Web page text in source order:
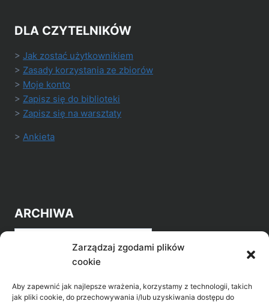
Zarządzaj zgodami plików
cookie
Aby zapewnić jak najlepsze wrażenia, korzystamy z technologii, takich
jak pliki cookie, do przechowywania i/lub uzyskiwania dostępu do
DLA CZYTELNIKÓW
> Jak zostać użytkownikiem
> Zasady korzystania ze zbiorów
> Moje konto
> Zapisz się do biblioteki
> Zapisz się na warsztaty
> Ankieta
ARCHIWA
Archiwa